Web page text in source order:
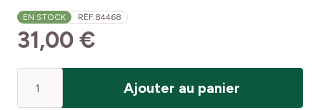
EN STOCK RÉF.84468
31,00 €
Ajouter au panier